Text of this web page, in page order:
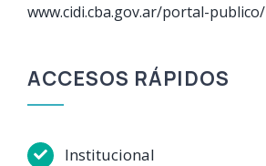
www.cidi.cba.gov.ar/portal-publico/
ACCESOS RÁPIDOS
Institucional